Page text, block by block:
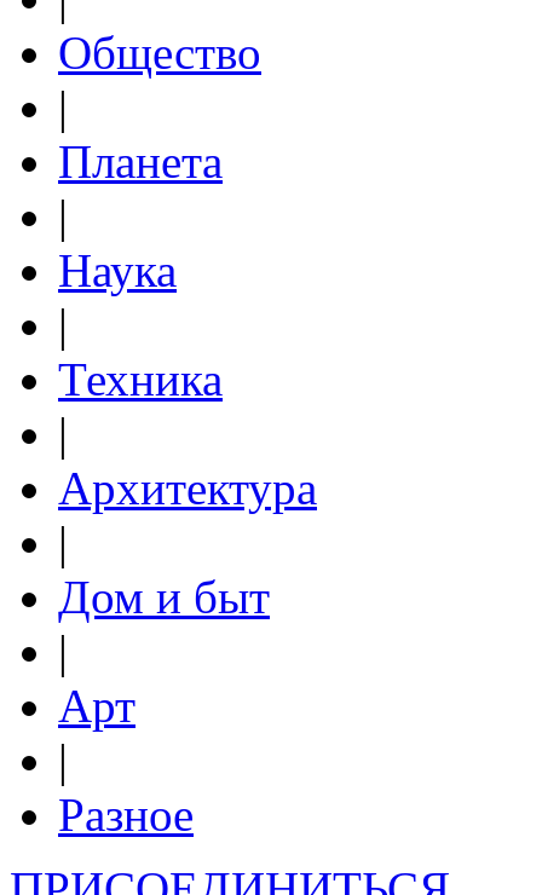
Общество
|
Планета
|
Наука
|
Техника
|
Архитектура
|
Дом и быт
|
Арт
|
Разное